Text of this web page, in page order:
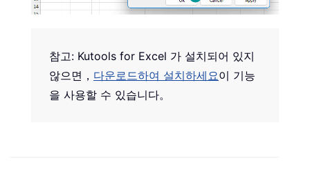
참고: Kutools for Excel 가 설치되어 있지
않으면， 다운로드하여 설치하세요이 기능
을 사용할 수 있습니다。